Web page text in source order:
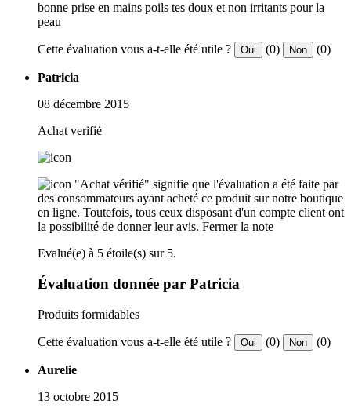
bonne prise en mains poils tes doux et non irritants pour la
peau
Cette évaluation vous a-t-elle été utile ? Oui (0) Non (0)
Patricia
08 décembre 2015
Achat verifié
"Achat vérifié" signifie que l'évaluation a été faite par
des consommateurs ayant acheté ce produit sur notre boutique
en ligne. Toutefois, tous ceux disposant d'un compte client ont
la possibilité de donner leur avis. Fermer la note
Evalué(e) à 5 étoile(s) sur 5.
Évaluation donnée par Patricia
Produits formidables
Cette évaluation vous a-t-elle été utile ? Oui (0) Non (0)
Aurelie
13 octobre 2015